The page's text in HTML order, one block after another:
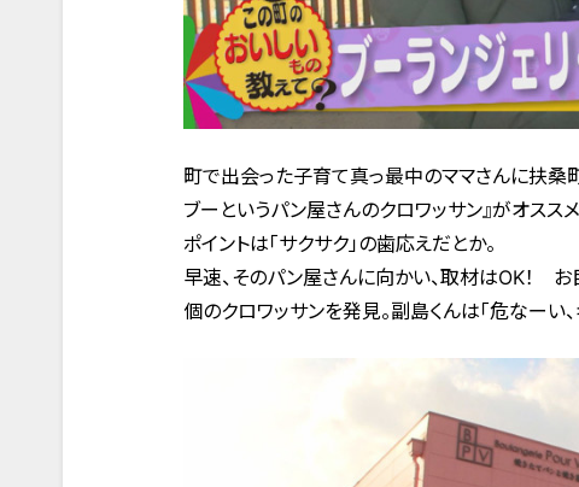
町で出会った子育て真っ最中のママさんに扶桑
ブーというパン屋さんのクロワッサン』がオススメ
ポイントは「サクサク」の歯応えだとか。
早速、そのパン屋さんに向かい、取材はOK！
個のクロワッサンを発見。副島くんは「危なーい、